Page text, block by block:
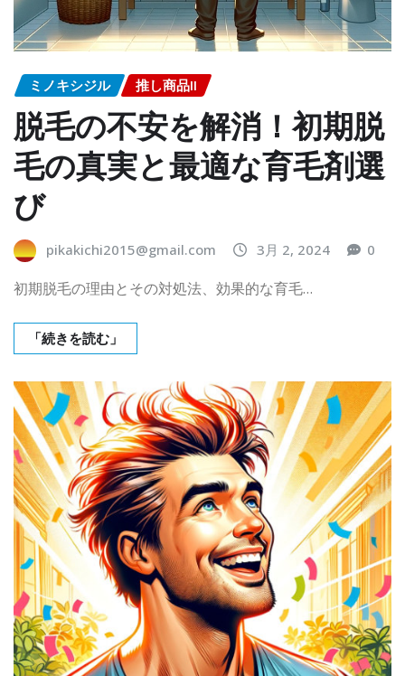
ミノキシジル 推し商品II
脱毛の不安を解消！初期脱
毛の真実と最適な育毛剤選
び
pikakichi2015@gmail.com 3月 2, 2024 0
初期脱毛の理由とその対処法、効果的な育毛…
「続きを読む」